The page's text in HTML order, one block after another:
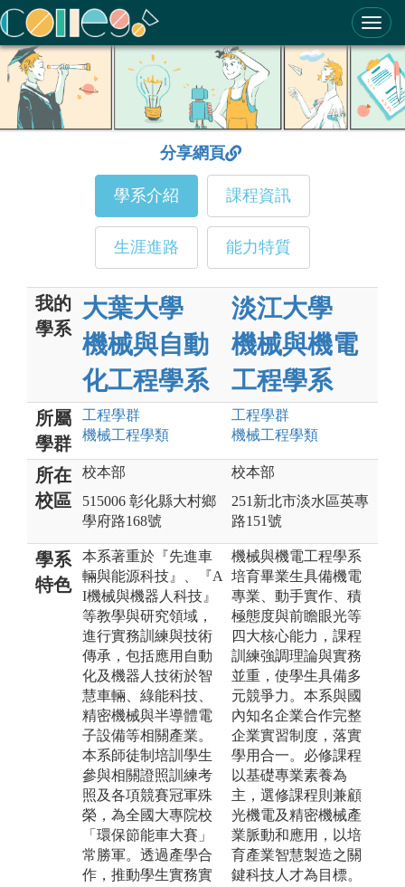
ColleGo! 大學選才與高中育才輔助系統
分享網頁
學系介紹 課程資訊
生涯進路 能力特質
我的
學系
大葉大學
機械與自動
化工程學系
淡江大學
機械與機電
工程學系
所屬
學群
工程學群
機械工程學類
工程學群
機械工程學類
所在
校區
校本部
515006 彰化縣大村鄉
學府路168號
校本部
251新北市淡水區英專
路151號
學系
特色
本系著重於『先進車
輛與能源科技』、『A
I機械與機器人科技』
等教學與研究領域，
進行實務訓練與技術
傳承，包括應用自動
化及機器人技術於智
慧車輛、綠能科技、
精密機械與半導體電
子設備等相關產業。
本系師徒制培訓學生
參與相關證照訓練考
照及各項競賽冠軍殊
榮，為全國大專院校
「環保節能車大賽」
常勝軍。透過產學合
作，推動學生實務實
機械與機電工程學系
培育畢業生具備機電
專業、動手實作、積
極態度與前瞻眼光等
四大核心能力，課程
訓練強調理論與實務
並重，使學生具備多
元競爭力。本系與國
內知名企業合作完整
企業實習制度，落實
學用合一。必修課程
以基礎專業素養為
主，選修課程則兼顧
光機電及精密機械產
業脈動和應用，以培
育產業智慧製造之關
鍵科技人才為目標。